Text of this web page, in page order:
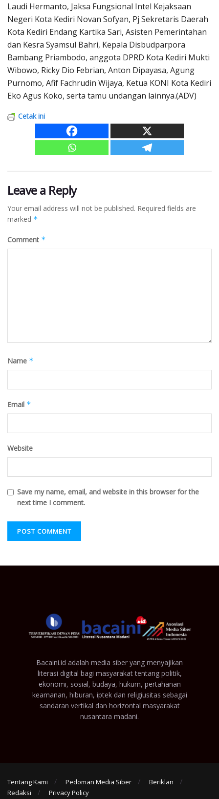
Laudi Hermanto, Jaksa Fungsional Intel Kejaksaan
Negeri Kota Kediri Novan Sofyan, Pj Sekretaris Daerah
Kota Kediri Endang Kartika Sari, Asisten Pemerintahan
dan Kesra Syamsul Bahri, Kepala Disbudparpora
Bambang Priambodo, anggota DPRD Kota Kediri Mukti
Wibowo, Ricky Dio Febrian, Anton Dipayasa, Agung
Purnomo, Afif Fachrudin Wijaya, Ketua KONI Kota Kediri
Eko Agus Koko, serta tamu undangan lainnya.(ADV)
Cetak ini
Leave a Reply
Your email address will not be published. Required fields are
marked *
Comment *
Name *
Email *
Website
Save my name, email, and website in this browser for the
next time I comment.
Bacaini.id adalah media siber yang menyajikan
literasi digital bagi masyarakat tentang politik,
ekonomi, sosial, budaya, hukum, pertahanan
keamanan, hiburan, iptek dan religiusitas sebagai
sandaran vertikal dan horizontal masyarakat
nusantara madani.
Tentang Kami Pedoman Media Siber
Beriklan
Redaksi
Privacy Policy